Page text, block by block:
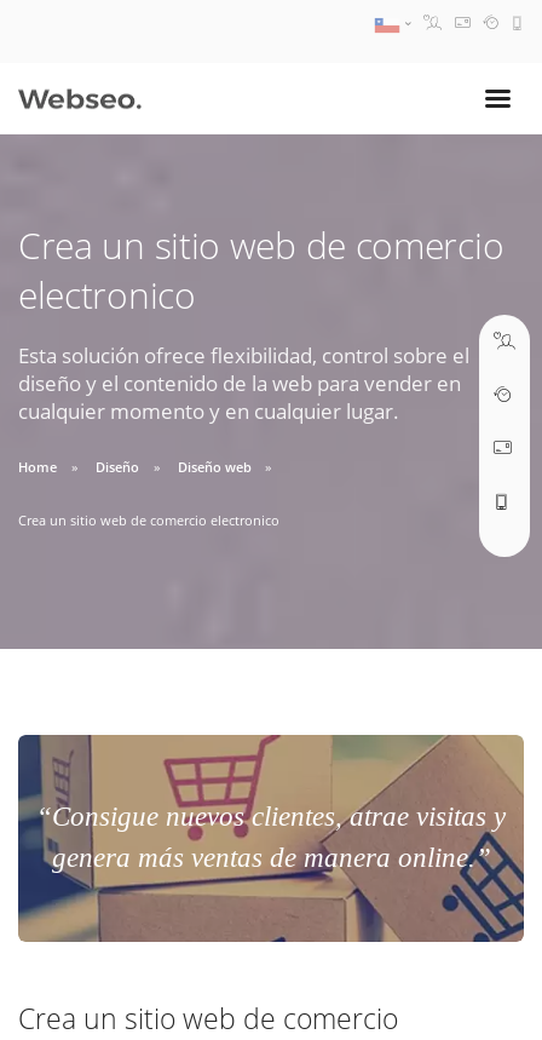
Crea un sitio web de comercio
electronico
Esta solución ofrece flexibilidad, control sobre el
diseño y el contenido de la web para vender en
cualquier momento y en cualquier lugar.
Home Diseño Diseño web
Crea un sitio web de comercio electronico
“Consigue nuevos clientes, atrae visitas y
genera más ventas de manera online.”
Crea un sitio web de comercio
09:30 AM A 18:30 PM
soporte@webseo.cl
ABRIR TICKET